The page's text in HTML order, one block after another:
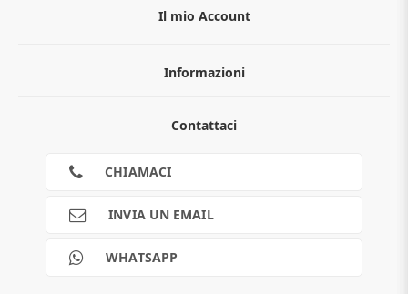
Il mio Account
Informazioni
Guida all'acquisto
Scalapay
Contattaci
CHIAMACI
INVIA UN EMAIL
WHATSAPP